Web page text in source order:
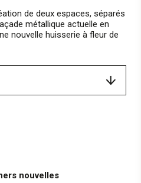
de deux espaces, séparés
métallique actuelle en
nouvelle huisserie à fleur de
nouvelles